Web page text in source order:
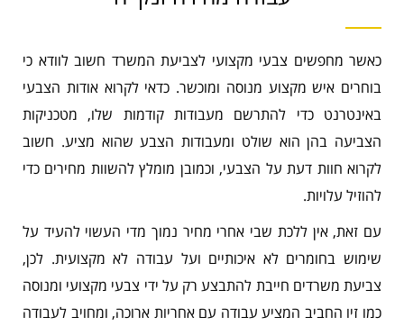
כאשר מחפשים צבעי מקצועי לצביעת המשרד חשוב לוודא כי
בוחרים איש מקצוע מנוסה ומוכשר. כדאי לקרוא אודות הצבעי
באינטרנט כדי להתרשם מעבודות קודמות שלו, מטכניקות
הצביעה בהן הוא שולט ומעבודות הצבע שהוא מציע. חשוב
לקרוא חוות דעת על הצבעי, וכמובן מומלץ להשוות מחירים כדי
להוזיל עלויות.
עם זאת, אין ללכת שבי אחרי מחיר נמוך מדי העשוי להעיד על
שימוש בחומרים לא איכותיים ועל עבודה לא מקצועית. לכן,
צביעת משרדים חייבת להתבצע רק על ידי צבעי מקצועי ומנוסה
כמו זיו החביב המציע עבודה עם אחריות ארוכה, ומחויב לעבודה